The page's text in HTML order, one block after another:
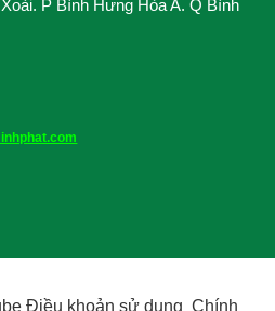
P Bình Hưng Hòa A. Q Bình
Điều khoản sử dụng Chính